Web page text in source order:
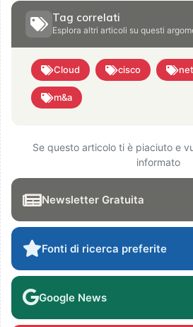
Tag correlati
Esplora altri articoli su questi
Cloud cisco
m&a
Se questo articolo ti è piaciuto e
informato
Newsletter Gratuita
Fonti di ricerca preferite
Google News